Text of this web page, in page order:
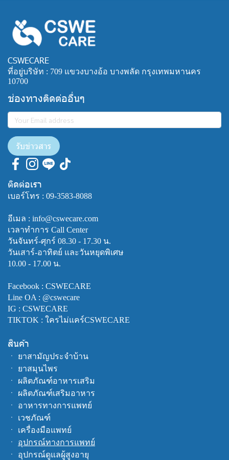
CSWECARE
ที่อยู่บริษัท : 709 แขวงบางอ้อ บางพลัด กรุงเทพมหานคร
10700
ช่องทางติดต่ออื่นๆ
รับข่าวสาร
ติดต่อเรา
เบอร์โทร : 09-3583-8088
อีเมล : info@cswecare.com
เวลาทำการ Call Center
วันจันทร์-ศุกร์ 08.30 - 17.30 น.
วันเสาร์-อาทิตย์ และวันหยุดพิเศษ
10.00 - 17.00 น.
Facebook : CSWECARE
Line OA : @cswecare
IG : CSWECARE
TIKTOK : ใครไม่แคร์CSWECARE
สินค้า
ㆍ ยาสามัญประจำบ้าน
ㆍ ยาสมุนไพร
ㆍ ผลิตภัณฑ์อาหารเสริม
ㆍ ผลิตภัณฑ์เสริมอาหาร
ㆍ อาหารทางการแพทย์
ㆍ เวชภัณฑ์
ㆍ เครื่องมือแพทย์
ㆍ อุปกรณ์ทางการแพทย์
ㆍ อุปกรณ์ดูแลผู้สูงอายุ